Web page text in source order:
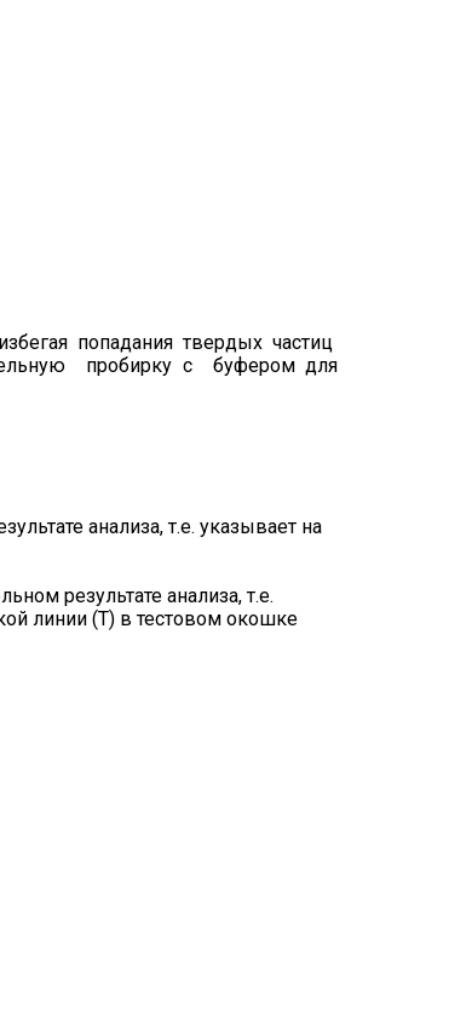
попадания твердых частиц
пробирку с буфером для
анализа, т.е. указывает на
результате анализа, т.е.
линии (Т) в тестовом окошке